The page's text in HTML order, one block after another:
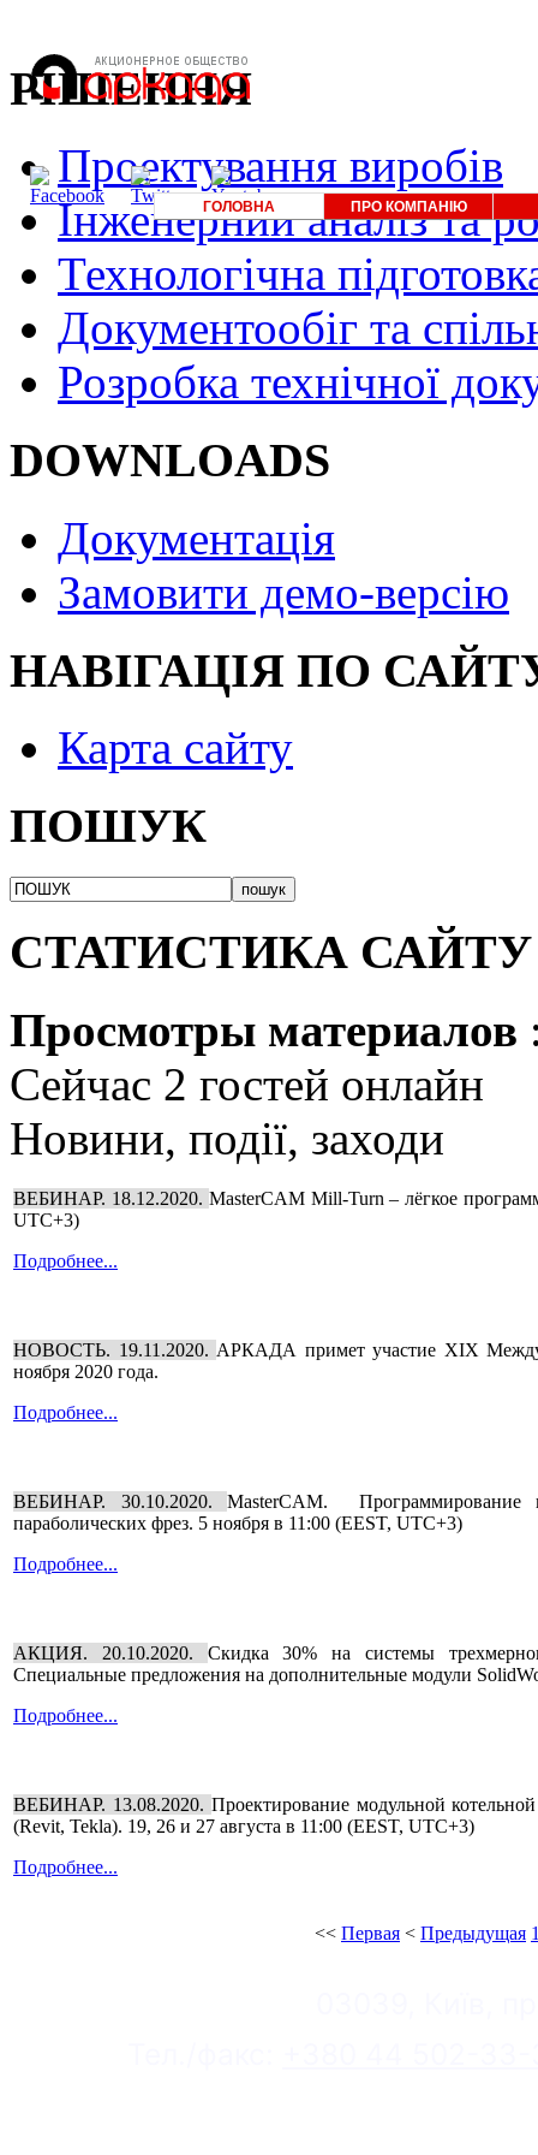
ГОЛОВНА ПРО КОМПАНІЮ
РІШЕННЯ
Проектування виробів
Інженерний аналіз та
Технологічна
Документообіг та
Розробка технічної
DOWNLOADS
Документація
Замовити демо-версію
НАВІГАЦІЯ ПО
Карта сайту
ПОШУК
СТАТИСТИКА САЙТУ
Просмотры материалов
Сейчас 2 гостей онлайн
Новини, події, заходи
ВЕБИНАР. 18.12.2020. MasterCAM Mill-Turn – лёгкое
UTC+3)
Подробнее...
НОВОСТЬ. 19.11.2020. АРКАДА примет участие XIX
ноября 2020 года.
Подробнее...
ВЕБИНАР. 30.10.2020.MasterCAM. Программирование
параболических фрез. 5 ноября в 11:00 (EEST, UTC+3)
Подробнее...
АКЦИЯ. 20.10.2020. Скидка 30% на системы
Специальные предложения на дополнительные модули
Подробнее...
ВЕБИНАР. 13.08.2020. Проектирование модульной
(Revit, Tekla). 19, 26 и 27 августа в 11:00 (EEST, UTC+3)
Подробнее...
<< Первая < Предыдущая